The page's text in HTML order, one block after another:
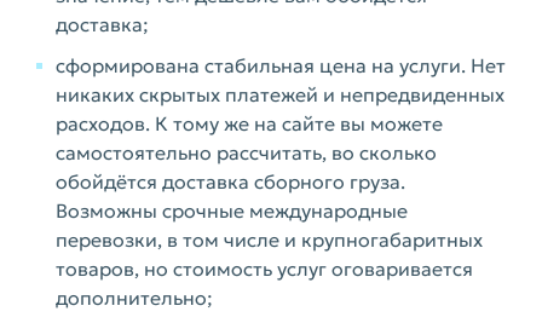
доставка;
сформирована стабильная цена на услуги. Нет
никаких скрытых платежей и непредвиденных
расходов. К тому же на сайте вы можете
самостоятельно рассчитать, во сколько
обойдётся доставка сборного груза.
Возможны срочные международные
перевозки, в том числе и крупногабаритных
товаров, но стоимость услуг оговаривается
дополнительно;